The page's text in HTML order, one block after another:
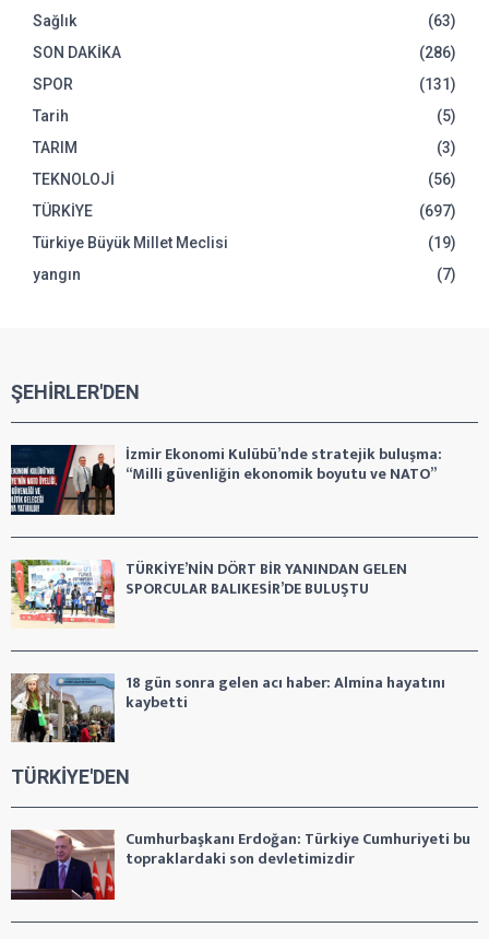
Sağlık
(63)
SON DAKİKA
(286)
SPOR
(131)
Tarih
(5)
TARIM
(3)
TEKNOLOJİ
(56)
TÜRKİYE
(697)
Türkiye Büyük Millet Meclisi
(19)
yangın
(7)
ŞEHİRLER'DEN
İzmir Ekonomi Kulübü’nde stratejik buluşma:
“Milli güvenliğin ekonomik boyutu ve NATO”
TÜRKİYE’NİN DÖRT BİR YANINDAN GELEN
SPORCULAR BALIKESİR’DE BULUŞTU
18 gün sonra gelen acı haber: Almina hayatını
kaybetti
TÜRKİYE'DEN
Cumhurbaşkanı Erdoğan: Türkiye Cumhuriyeti bu
topraklardaki son devletimizdir